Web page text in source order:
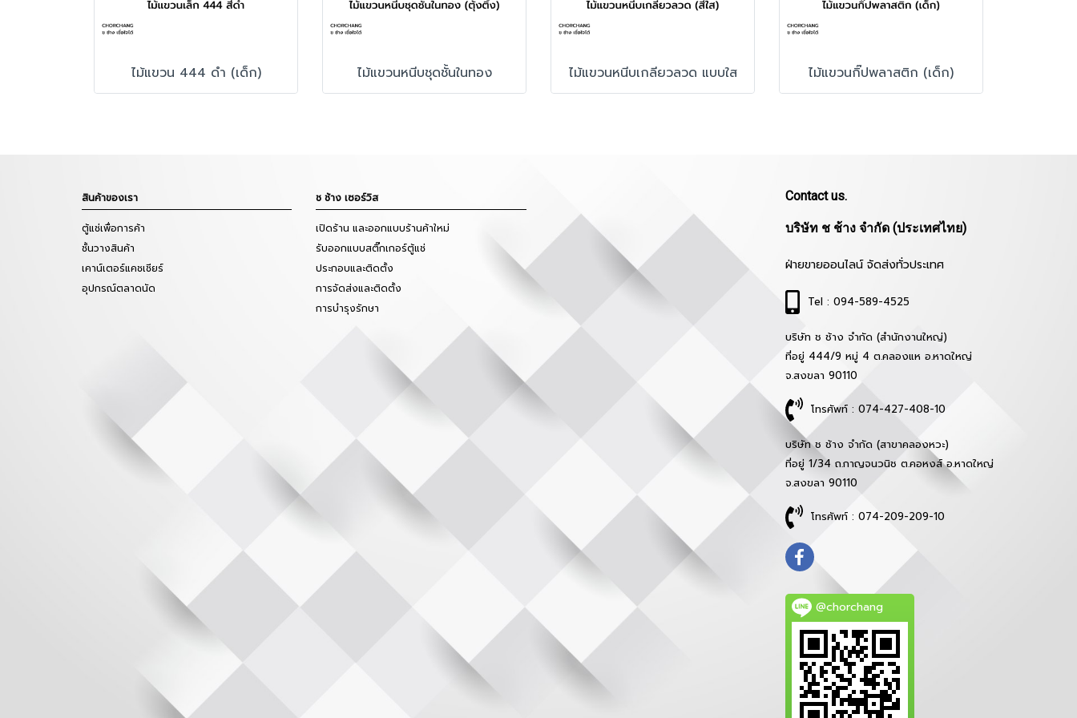
ไม้แขวน 444 ดำ (เด็ก) ไม้แขวนหนีบชุดชั้นในทอง ไม้แขวนหนีบเกลียวลวด แบบใส ไม้แขวนกิ๊ปพลาสติก (เด็ก)
สินค้าของเรา
ตู้แช่เพื่อการค้า
ชั้นวางสินค้า
เคาน์เตอร์แคชเชียร์
อุปกรณ์ตลาดนัด
ช ช้าง เซอร์วิส
เปิดร้าน และออกแบบร้านค้าใหม่
รับออกแบบสติ๊กเกอร์ตู้แช่
ประกอบและติดตั้ง
การจัดส่งและติดตั้ง
การบำรุงรักษา
Contact us.
บริษัท ช ช้าง จำกัด (ประเทศไทย)
ฝ่ายขายออนไลน์ จัดส่งทั่วประเทศ
Tel : 094-589-4525
บริษัท ช ช้าง จำกัด (สำนักงานใหญ่)
ที่อยู่ 444/9 หมู่ 4 ต.คลองแห อ.หาดใหญ่
จ.สงขลา 90110
โทรศัพท์ : 074-427-408-10
บริษัท ช ช้าง จำกัด (สาขาคลองหวะ)
ที่อยู่ 1/34 ถ.กาญจนวนิช ต.คอหงส์ อ.หาดใหญ่
จ.สงขลา 90110
โทรศัพท์ : 074-209-209-10
@chorchang